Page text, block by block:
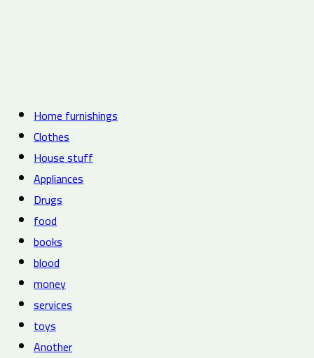
Home furnishings
Clothes
House stuff
Appliances
Drugs
food
books
blood
money
services
toys
Another